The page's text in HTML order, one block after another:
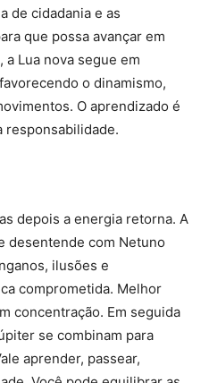
de cidadania e as
que possa avançar em
Lua nova segue em
o dinamismo,
O aprendizado é
responsabilidade.
depois a energia retorna. A
desentende com Netuno
ilusões e
comprometida. Melhor
concentração. Em seguida
se combinam para
aprender, passear,